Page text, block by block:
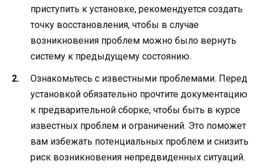
приступить к установке, рекомендуется создать
точку восстановления, чтобы в случае
возникновения проблем можно было вернуть
систему к предыдущему состоянию.
Ознакомьтесь с известными проблемами. Перед
установкой обязательно прочтите документацию
к предварительной сборке, чтобы быть в курсе
известных проблем и ограничений. Это поможет
вам избежать потенциальных проблем и снизить
риск возникновения непредвиденных ситуаций.